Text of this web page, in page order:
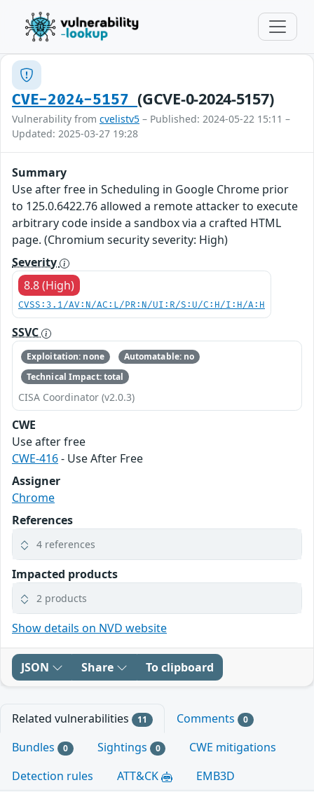
CVE-2024-5157(GCVE-0-2024-5157)
Vulnerability from cvelistv5 – Published: 2024-05-22 15:11 –
Updated: 2025-03-27 19:28
Summary
Use after free in Scheduling in Google Chrome prior
to 125.0.6422.76 allowed a remote attacker to execute
arbitrary code inside a sandbox via a crafted HTML
page. (Chromium security severity: High)
Severity
8.8 (High)
CVSS:3.1/AV:N/AC:L/PR:N/UI:R/S:U/C:H/I:H/A:H
SSVC
Exploitation: none
Automatable: no
Technical Impact: total
CISA Coordinator (v2.0.3)
CWE
Use after free
CWE-416- Use After Free
Assigner
Chrome
References
4 references
Impacted products
2 products
Show details on NVD website
JSON Share To clipboard
Related vulnerabilities 11 Comments 0
Bundles 0 Sightings 0
CWE mitigations
Detection rules
ATT&CK EMB3D